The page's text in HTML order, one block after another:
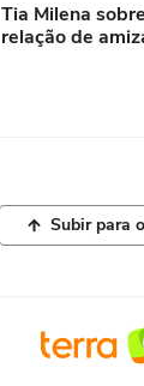
Tia Milena
relação de
Subir para